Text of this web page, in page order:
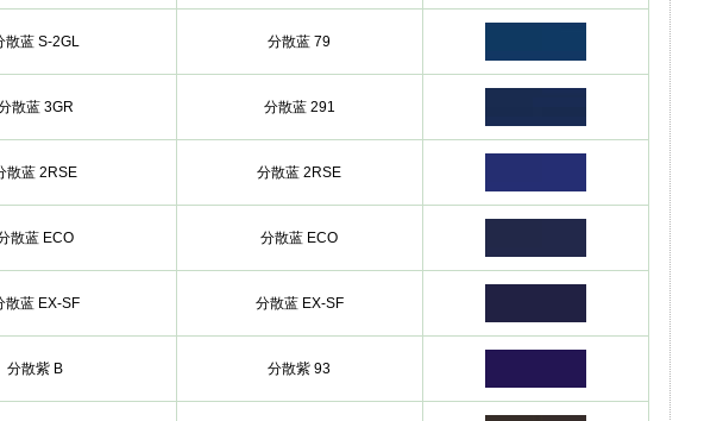
散蓝 S-2GL 分散蓝 79
散蓝 3GR 分散蓝 291
散蓝 2RSE 分散蓝 2RSE
散蓝 ECO 分散蓝 ECO
散蓝 EX-SF 分散蓝 EX-SF
分散紫 B 分散紫 93